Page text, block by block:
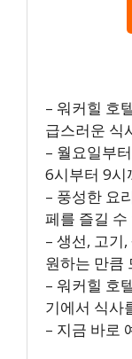
– 워커힐 호
급스러운 식
– 월요일부
6시부터 9시
– 풍성한 요
페를 즐길 수
– 생선, 고기
원하는 만큼
– 워커힐 호
기에서 식사
– 지금 바로